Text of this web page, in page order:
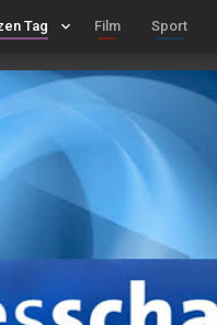
Tag keyboard_arrow_down Film Sport